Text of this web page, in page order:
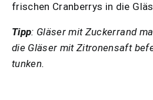
frischen Cranberrys in die
Tipp: Gläser mit Zuckerrand
die Gläser mit Zitronensaft
tunken.